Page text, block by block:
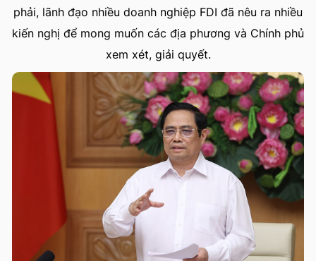
phải, lãnh đạo nhiều doanh nghiệp FDI đã nêu ra nhiều
kiến nghị để mong muốn các địa phương và Chính phủ
xem xét, giải quyết.